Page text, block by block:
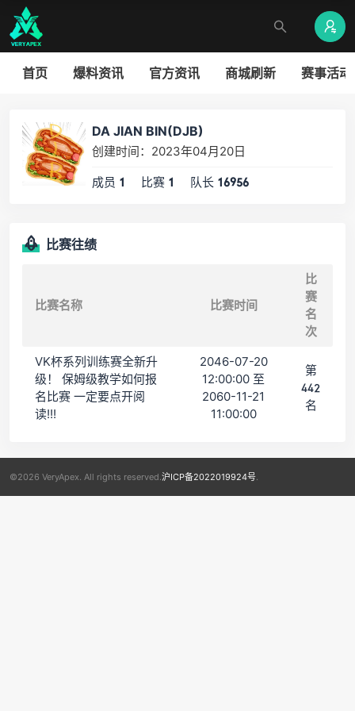
首页 爆料资讯 官方资讯 商城刷新 赛事活动
DA JIAN BIN(DJB)
创建时间：2023年04月20日
成员 1 比赛 1 队长 16956
比赛往绩
比赛名称 比赛时间
比
赛
名
次
VK杯系列训练赛全新升
级！ 保姆级教学如何报
名比赛 一定要点开阅
读!!!
2046-07-20
12:00:00 至
2060-11-21
11:00:00
第
442
名
©2026 VeryApex. All rights reserved. 沪ICP备2022019924号